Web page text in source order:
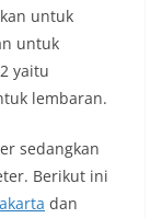
untuk
untuk
yaitu
lembaran.
sedangkan
Berikut ini
dan